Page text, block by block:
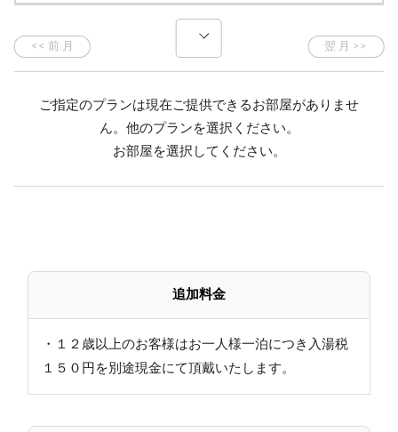
目の前は熊の湯スキー場
スキーを楽しんだ後は、当館自慢の乳緑色の濁り湯の
温泉をお楽しみください
■ご夕食 18：00～ 1F大食堂
契約農家より仕入れた野菜など、郷土の素材を使用し
た山里料理
ボリュームたっぷりの心のこもった手作り料理をご用
ご指定のプランは現在ご提供できるお部屋がありませ
ん。他のプランを選択ください。
お部屋を選択してください。
追加料金
・１２歳以上のお客様はお一人様一泊につき入湯税
１５０円を別途現金にて頂戴いたします。